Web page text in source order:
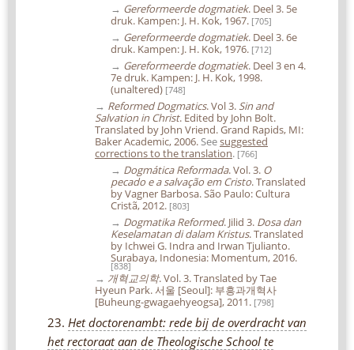
→ Gereformeerde dogmatiek. Deel 3. 5e
druk. Kampen: J. H. Kok, 1967. [705]
→ Gereformeerde dogmatiek. Deel 3. 6e
druk. Kampen: J. H. Kok, 1976. [712]
→ Gereformeerde dogmatiek. Deel 3 en 4.
7e druk. Kampen: J. H. Kok, 1998.
(unaltered) [748]
→ Reformed Dogmatics. Vol 3. Sin and
Salvation in Christ. Edited by John Bolt.
Translated by John Vriend. Grand Rapids, MI:
Baker Academic, 2006.Seesuggested
corrections to the translation. [766]
→ Dogmática Reformada. Vol. 3. O
pecado e a salvação em Cristo. Translated
by Vagner Barbosa. São Paulo: Cultura
Cristã, 2012. [803]
→ Dogmatika Reformed. Jilid 3. Dosa dan
Keselamatan di dalam Kristus. Translated
by Ichwei G. Indra and Irwan Tjulianto.
Surabaya, Indonesia: Momentum, 2016.
[838]
→ 개혁교의학. Vol. 3. Translated by Tae
Hyeun Park. 서울 [Seoul]: 부흥과개혁사
[Buheung-gwagaehyeogsa], 2011. [798]
23. Het doctorenambt: rede bij de overdracht van
het rectoraat aan de Theologische School te